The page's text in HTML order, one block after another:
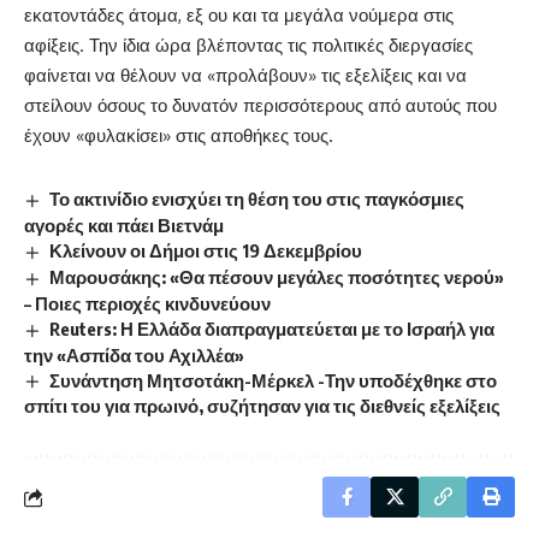
εκατοντάδες άτομα, εξ ου και τα μεγάλα νούμερα στις
αφίξεις. Την ίδια ώρα βλέποντας τις πολιτικές διεργασίες
φαίνεται να θέλουν να «προλάβουν» τις εξελίξεις και να
στείλουν όσους το δυνατόν περισσότερους από αυτούς που
έχουν «φυλακίσει» στις αποθήκες τους.
Το ακτινίδιο ενισχύει τη θέση του στις παγκόσμιες
αγορές και πάει Βιετνάμ
Κλείνουν οι Δήμοι στις 19 Δεκεμβρίου
Μαρουσάκης: «Θα πέσουν μεγάλες ποσότητες νερού»
– Ποιες περιοχές κινδυνεύουν
Reuters: Η Ελλάδα διαπραγματεύεται με το Ισραήλ για
την «Ασπίδα του Αχιλλέα»
Συνάντηση Μητσοτάκη-Μέρκελ -Την υποδέχθηκε στο
σπίτι του για πρωινό, συζήτησαν για τις διεθνείς εξελίξεις